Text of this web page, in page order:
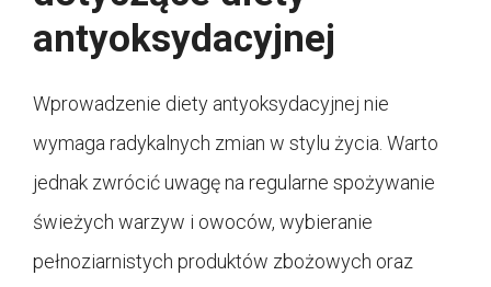
antyoksydacyjnej
Wprowadzenie diety antyoksydacyjnej nie
wymaga radykalnych zmian w stylu życia. Warto
jednak zwrócić uwagę na regularne spożywanie
świeżych warzyw i owoców, wybieranie
pełnoziarnistych produktów zbożowych oraz